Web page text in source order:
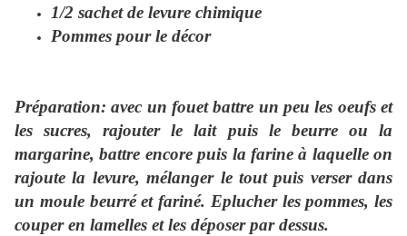
1/2 sachet de levure chimique
Pommes pour le décor
Préparation: avec un fouet battre un peu les oeufs et
les sucres, rajouter le lait puis le beurre ou la
margarine, battre encore puis la farine à laquelle on
rajoute la levure, mélanger le tout puis verser dans
un moule beurré et fariné. Eplucher les pommes, les
couper en lamelles et les déposer par dessus.